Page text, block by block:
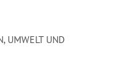
, UMWELT UND